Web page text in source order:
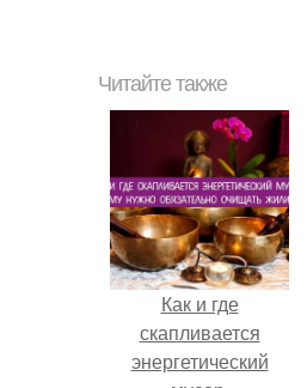
Читайте также
Как и где
скапливается
энергетический